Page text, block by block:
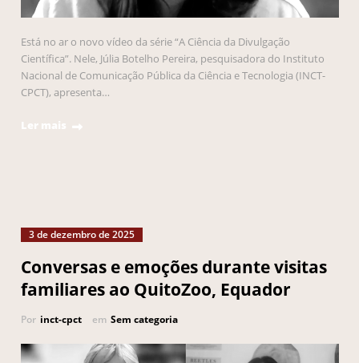
Está no ar o novo vídeo da série “A Ciência da Divulgação
Científica”. Nele, Júlia Botelho Pereira, pesquisadora do Instituto
Nacional de Comunicação Pública da Ciência e Tecnologia (INCT-
CPCT), apresenta…
Ler mais
3 de dezembro de 2025
Conversas e emoções durante visitas
familiares ao QuitoZoo, Equador
Por inct-cpct em Sem categoria